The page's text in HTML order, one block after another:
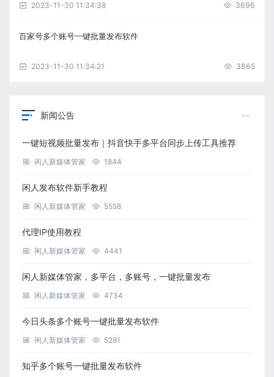
2023-11-30 11:34:38 3696
百家号多个账号一键批量发布软件
2023-11-30 11:34:21 3865
新闻公告
一键短视频批量发布｜抖音快手多平台同步上传工具推荐
闲人新媒体管家 1844
闲人发布软件新手教程
闲人新媒体管家 5558
代理IP使用教程
闲人新媒体管家 4441
闲人新媒体管家，多平台，多账号，一键批量发布
闲人新媒体管家 4734
今日头条多个账号一键批量发布软件
闲人新媒体管家 5281
知乎多个账号一键批量发布软件